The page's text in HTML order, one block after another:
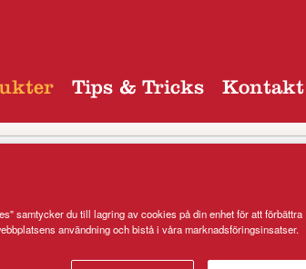
Tips & Tricks Kontakt
samtycker du till lagring av cookies på din enhet för att förbättra
användning och bistå i våra marknadsföringsinsatser.